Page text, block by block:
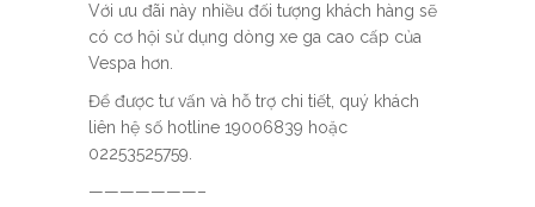
Với ưu đãi này nhiều đối tượng khách hàng sẽ
có cơ hội sử dụng dòng xe ga cao cấp của
Vespa hơn.
Để được tư vấn và hỗ trợ chi tiết, quý khách
liên hệ số hotline 19006839 hoặc
02253525759.
———————–